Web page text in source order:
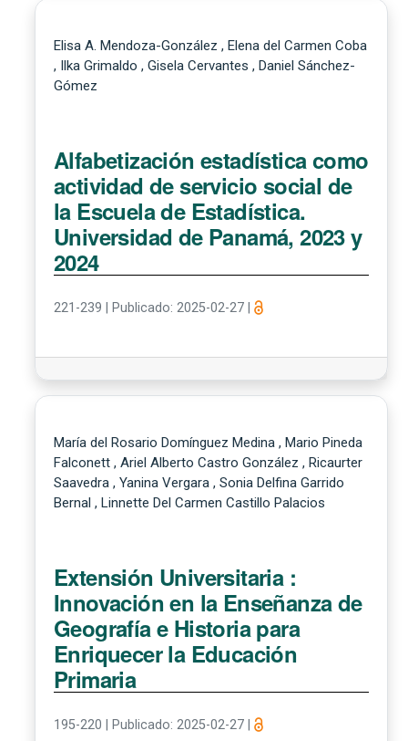
Elisa A. Mendoza-González , Elena del Carmen Coba
, Ilka Grimaldo , Gisela Cervantes , Daniel Sánchez-
Gómez
Alfabetización estadística como
actividad de servicio social de
la Escuela de Estadística.
Universidad de Panamá, 2023 y
2024
221-239 Publicado: 2025-02-27
María del Rosario Domínguez Medina , Mario Pineda
Falconett , Ariel Alberto Castro González , Ricaurter
Saavedra , Yanina Vergara , Sonia Delfina Garrido
Bernal , Linnette Del Carmen Castillo Palacios
Extensión Universitaria :
Innovación en la Enseñanza de
Geografía e Historia para
Enriquecer la Educación
Primaria
195-220 Publicado: 2025-02-27